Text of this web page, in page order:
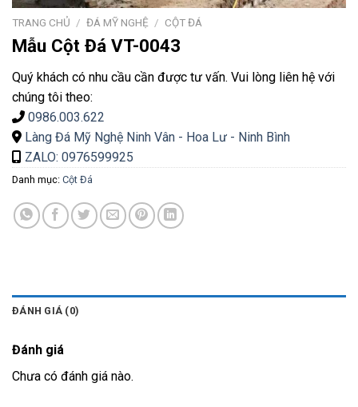
TRANG CHỦ / ĐÁ MỸ NGHỆ / CỘT ĐÁ
Mẫu Cột Đá VT-0043
Quý khách có nhu cầu cần được tư vấn. Vui lòng liên hệ với
chúng tôi theo:
0986.003.622
Làng Đá Mỹ Nghệ Ninh Vân - Hoa Lư - Ninh Bình
ZALO: 0976599925
Danh mục: Cột Đá
ĐÁNH GIÁ (0)
Đánh giá
Chưa có đánh giá nào.